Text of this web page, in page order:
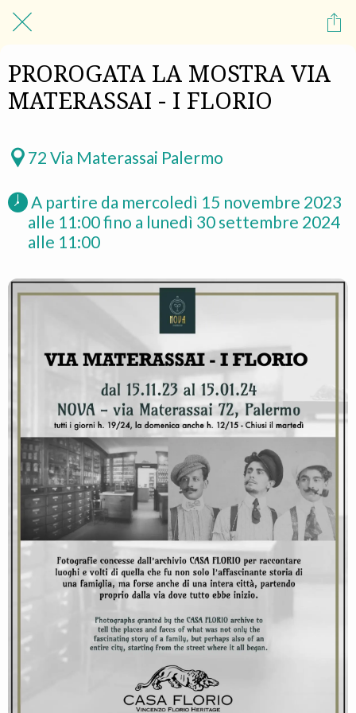
PROROGATA LA MOSTRA VIA
MATERASSAI - I FLORIO
72 Via Materassai Palermo
alle 11:00 fino a lunedì 30 settembre 2024
alle 11:00